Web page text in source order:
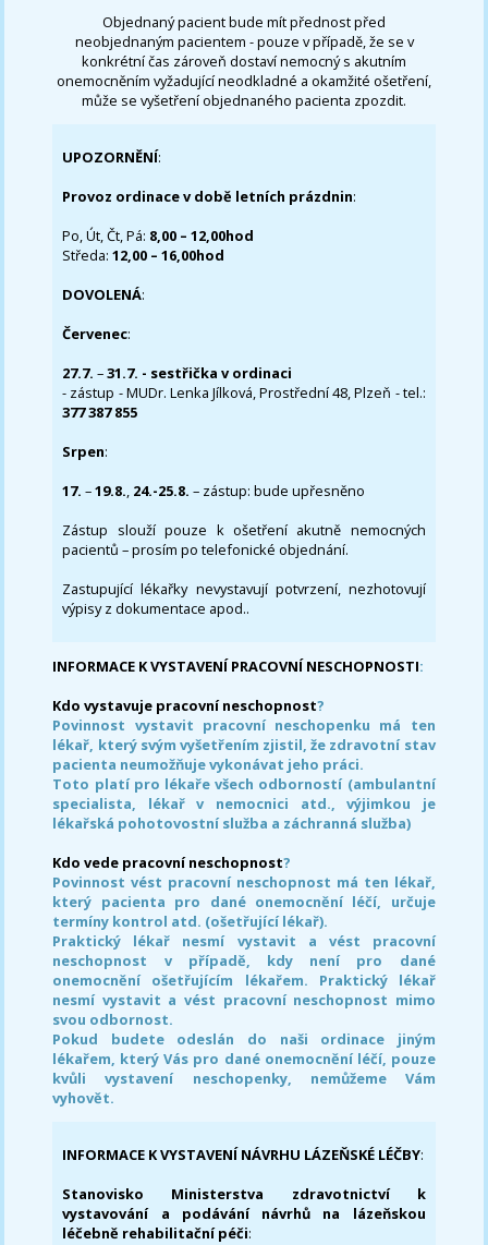
Objednaný pacient bude mít přednost před
neobjednaným pacientem - pouze v případě, že se v
konkrétní čas zároveň dostaví nemocný s akutním
onemocněním vyžadující neodkladné a okamžité ošetření,
může se vyšetření objednaného pacienta zpozdit.
UPOZORNĚNÍ:
Provoz ordinace v době letních prázdnin:
Po, Út, Čt, Pá: 8,00 – 12,00hod
Středa:12,00 – 16,00hod
DOVOLENÁ:
Červenec:
27.7.–31.7. - sestřička v ordinaci
- zástup - MUDr. Lenka Jílková, Prostřední 48, Plzeň - tel.:
377 387 855
Srpen:
17. –19.8., 24.-25.8. – zástup: bude upřesněno
Zástup slouží pouze k ošetření akutně nemocných
pacientů – prosím po telefonické objednání.
Zastupující lékařky nevystavují potvrzení, nezhotovují
výpisy z dokumentace apod..
INFORMACE K VYSTAVENÍ PRACOVNÍ NESCHOPNOSTI:
Kdo vystavuje pracovní neschopnost?
Povinnost vystavit pracovní neschopenku má ten
lékař, který svým vyšetřením zjistil, že zdravotní stav
pacienta neumožňuje vykonávat jeho práci.
Toto platí pro lékaře všech odborností (ambulantní
specialista, lékař v nemocnici atd., výjimkou je
lékařská pohotovostní služba a záchranná služba)
Kdo vede pracovní neschopnost?
Povinnost vést pracovní neschopnost má ten lékař,
který pacienta pro dané onemocnění léčí, určuje
termíny kontrol atd. (ošetřující lékař).
Praktický lékař nesmí vystavit a vést pracovní
neschopnost v případě, kdy není pro dané
onemocnění ošetřujícím lékařem. Praktický lékař
nesmí vystavit a vést pracovní neschopnost mimo
svou odbornost.
Pokud budete odeslán do naši ordinace jiným
lékařem, který Vás pro dané onemocnění léčí, pouze
kvůli vystavení neschopenky, nemůžeme Vám
vyhovět.
INFORMACE K VYSTAVENÍ NÁVRHU LÁZEŇSKÉ LÉČBY:
Stanovisko Ministerstva zdravotnictví k
vystavování a podávání návrhů na lázeňskou
léčebně rehabilitační péči: